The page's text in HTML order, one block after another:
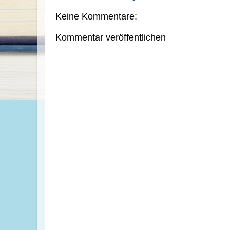
Keine Kommentare:
Kommentar veröffentlichen